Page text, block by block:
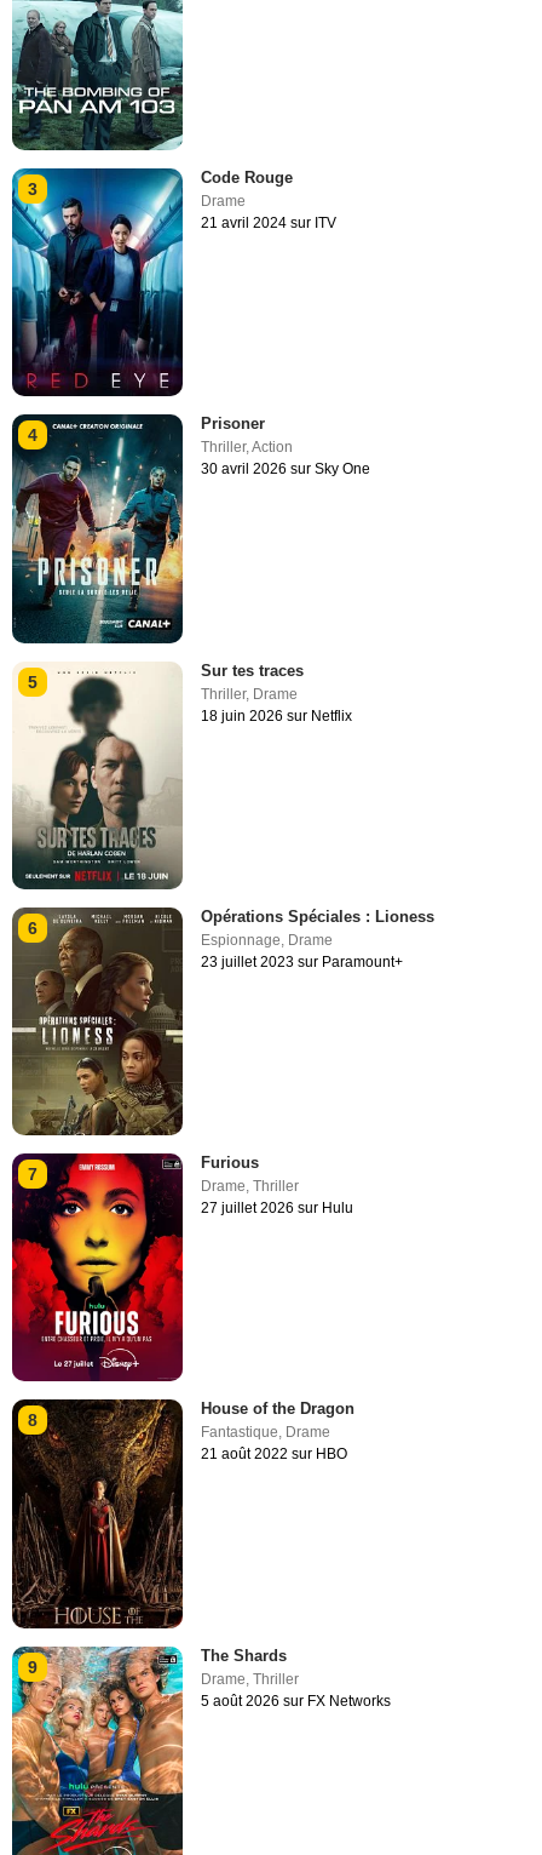
3
Code Rouge
Drame
21 avril 2024 sur ITV
4
Prisoner
Thriller,Action
30 avril 2026 sur Sky One
5
Sur tes traces
Thriller, Drame
18 juin 2026 sur Netflix
6
Opérations Spéciales : Lioness
Espionnage, Drame
23 juillet 2023 sur Paramount+
7
Furious
Drame,Thriller
27 juillet 2026 sur Hulu
8
House of the Dragon
Fantastique, Drame
21 août 2022 sur HBO
9
The Shards
Drame ,Thriller
5 août 2026 sur FX Networks